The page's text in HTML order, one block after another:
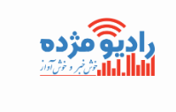
محتوا